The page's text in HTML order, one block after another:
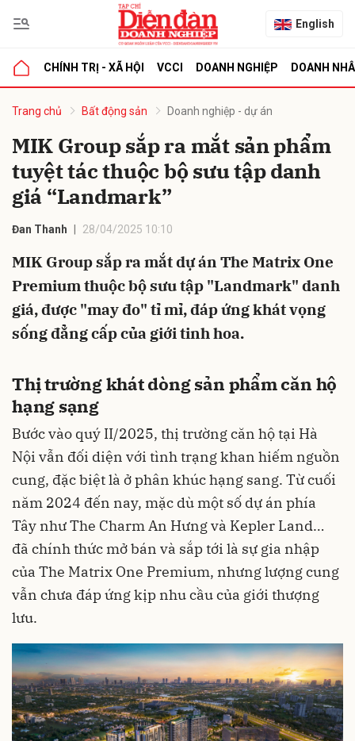
English
CHÍNH TRỊ - XÃ HỘI VCCI DOANH NGHIỆP DOANH
Trang chủ Bất động sản Doanh nghiệp - dự án
MIK Group sắp ra mắt sản phẩm
tuyệt tác thuộc bộ sưu tập danh
giá “Landmark”
Đan Thanh 28/04/2025 10:10
MIK Group sắp ra mắt dự án The Matrix One
Premium thuộc bộ sưu tập "Landmark" danh
giá, được "may đo" tỉ mỉ, đáp ứng khát vọng
sống đẳng cấp của giới tinh hoa.
Thị trường khát dòng sản phẩm căn hộ
hạng sạng
Bước vào quý II/2025, thị trường căn hộ tại Hà
Nội vẫn đối diện với tình trạng khan hiếm nguồn
cung, đặc biệt là ở phân khúc hạng sang. Từ cuối
năm 2024 đến nay, mặc dù một số dự án phía
Tây như The Charm An Hưng và Kepler Land…
đã chính thức mở bán và sắp tới là sự gia nhập
của The Matrix One Premium, nhưng lượng cung
vẫn chưa đáp ứng kịp nhu cầu của giới thượng
lưu.
luận
Hủy